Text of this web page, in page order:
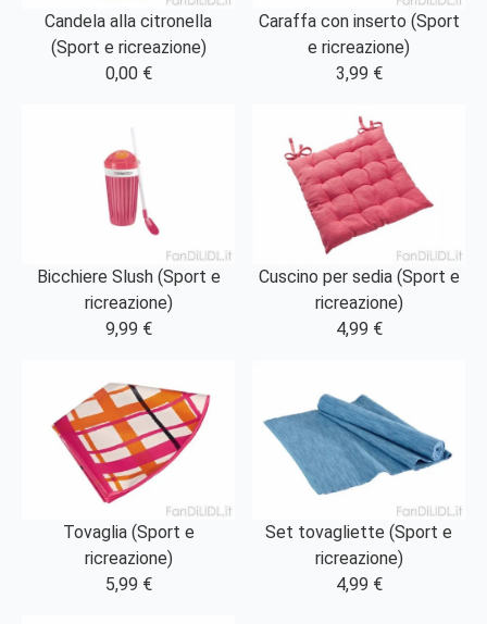
Candela alla citronella
(Sport e ricreazione)
0,00 €
Caraffa con inserto (Sport
e ricreazione)
3,99 €
Bicchiere Slush (Sport e
ricreazione)
9,99 €
Cuscino per sedia (Sport e
ricreazione)
4,99 €
Tovaglia (Sport e
ricreazione)
5,99 €
Set tovagliette (Sport e
ricreazione)
4,99 €